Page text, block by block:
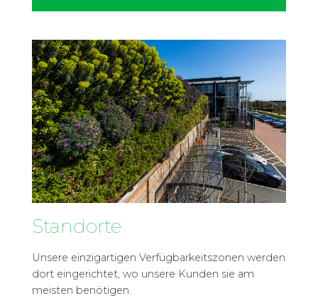
Standorte
Unsere einzigartigen Verfügbarkeitszonen werden
dort eingerichtet, wo unsere Kunden sie am
meisten benötigen.